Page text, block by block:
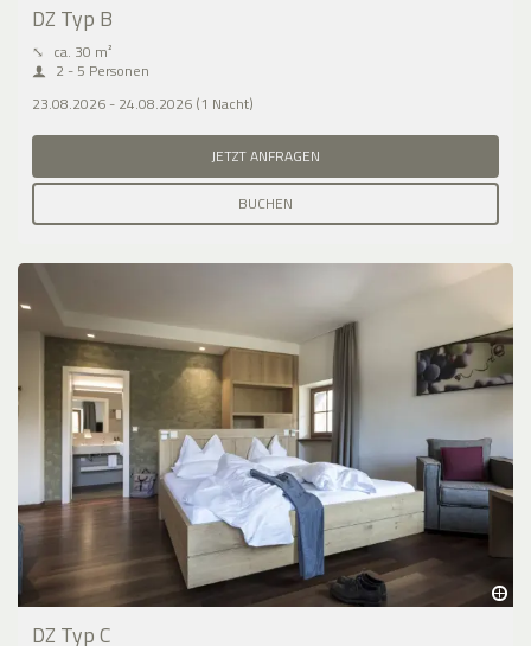
DZ Typ B
⤡ ca. 30 m²
2 - 5 Personen
23.08.2026 - 24.08.2026 (1 Nacht)
JETZT ANFRAGEN
BUCHEN
DZ Typ C